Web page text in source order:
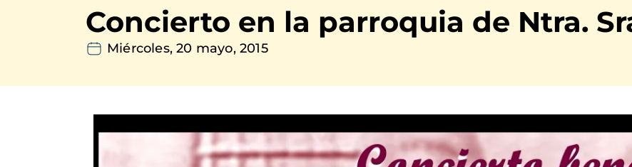
navegación
Concierto en la parroquia de Ntra.
Miércoles, 20 mayo, 2015